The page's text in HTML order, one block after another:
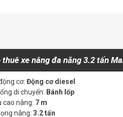
thuê xe nâng đa năng 3.2 tấn
cơ: Động cơ diesel
di chuyển: Bánh lốp
cao nâng: 7 m
nâng: 3.2 tấn